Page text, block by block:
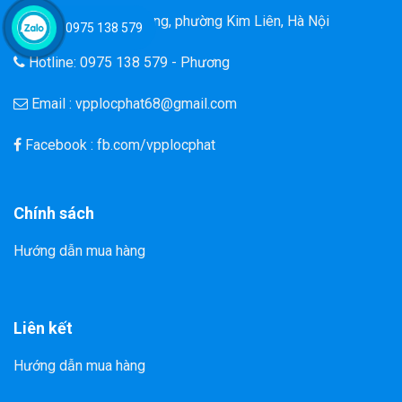
Đ/C: 58 Tôn Thất Tùng, phường Kim Liên, Hà Nội
Hotline: 0975 138 579 - Phương
Email : vpplocphat68@gmail.com
Facebook : fb.com/vpplocphat
Chính sách
Hướng dẫn mua hàng
Liên kết
Hướng dẫn mua hàng
0975 138 579